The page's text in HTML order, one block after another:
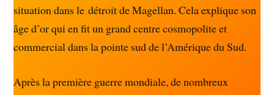
situation dans le détroit de Magellan. Cela explique son
âge d’or qui en fit un grand centre cosmopolite et
commercial dans la pointe sud de l’Amérique du Sud.
Après la première guerre mondiale, de nombreux